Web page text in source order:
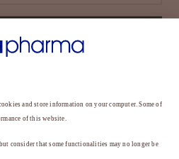
ANMELDEN